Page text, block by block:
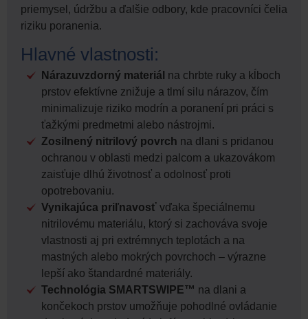
priemysel, údržbu a ďalšie odbory, kde pracovníci čelia
riziku poranenia.
Hlavné vlastnosti:
Nárazuvzdorný materiál na chrbte ruky a kĺboch
prstov efektívne znižuje a tlmí silu nárazov, čím
minimalizuje riziko modrín a poranení pri práci s
ťažkými predmetmi alebo nástrojmi.
Zosilnený nitrilový povrch na dlani s pridanou
ochranou v oblasti medzi palcom a ukazovákom
zaisťuje dlhú životnosť a odolnosť proti
opotrebovaniu.
Vynikajúca priľnavosť vďaka špeciálnemu
nitrilovému materiálu, ktorý si zachováva svoje
vlastnosti aj pri extrémnych teplotách a na
mastných alebo mokrých povrchoch – výrazne
lepší ako štandardné materiály.
Technológia SMARTSWIPE™ na dlani a
končekoch prstov umožňuje pohodlné ovládanie